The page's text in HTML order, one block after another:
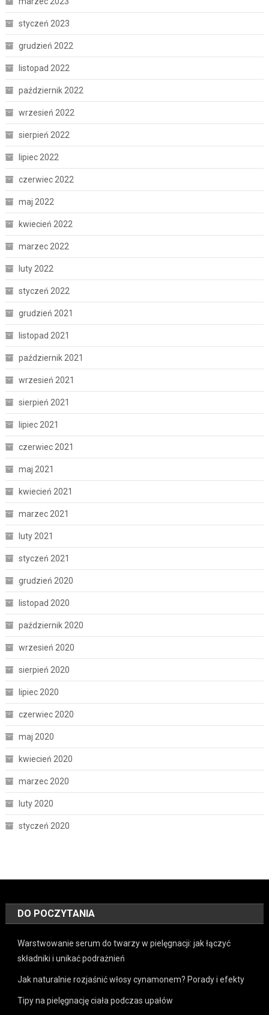
styczeń 2023
grudzień 2022
listopad 2022
październik 2022
wrzesień 2022
sierpień 2022
lipiec 2022
czerwiec 2022
maj 2022
kwiecień 2022
marzec 2022
luty 2022
styczeń 2022
grudzień 2021
listopad 2021
październik 2021
wrzesień 2021
sierpień 2021
lipiec 2021
czerwiec 2021
maj 2021
kwiecień 2021
marzec 2021
luty 2021
styczeń 2021
grudzień 2020
listopad 2020
październik 2020
wrzesień 2020
sierpień 2020
lipiec 2020
czerwiec 2020
maj 2020
kwiecień 2020
marzec 2020
luty 2020
styczeń 2020
DO POCZYTANIA
Warstwowanie serum do twarzy w pielęgnacji: jak łączyć
składniki i unikać podrażnień
Jak naturalnie rozjaśnić włosy cynamonem? Porady i efekty
Tipy na pielęgnację ciała podczas upałów